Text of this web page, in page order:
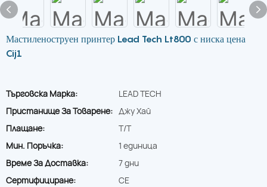
Мастиленоструен принтер Lead Tech Lt800 с ниска цена
Cij1
Търговска Марка:
LEAD TECH
Пристанище За Товарене: Джу Хай
Плащане:
T/T
Мин. Поръчка:
1 единица
Време За Доставка:
7 дни
Сертифициране:
CE